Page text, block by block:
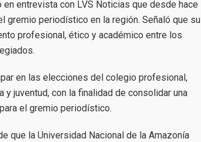
entrevista con LVS Noticias que desde hace
gremio periodístico en la región. Señaló que su
profesional, ético y académico entre los
en las elecciones del colegio profesional,
juventud, con la finalidad de consolidar una
el gremio periodístico.
que la Universidad Nacional de la Amazonía